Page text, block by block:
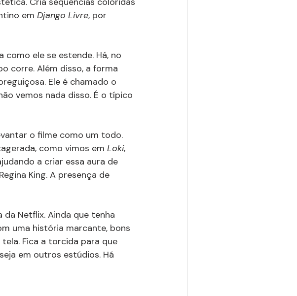
em Django Livre, por
ele se estende. Há, no
corre. Além disso, a forma
Ele é chamado o
vemos nada disso. É o típico
o filme como um todo.
como vimos em Loki,
a criar essa aura de
King. A presença de
da Netflix. Ainda que tenha
uma história marcante, bons
Fica a torcida para que
em outros estúdios. Há